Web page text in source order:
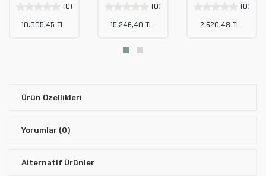
(0)
10.005,45 TL
(0)
15.246,40 TL
(0)
2.620,48 TL
Ürün Özellikleri
Yorumlar (0)
Alternatif Ürünler